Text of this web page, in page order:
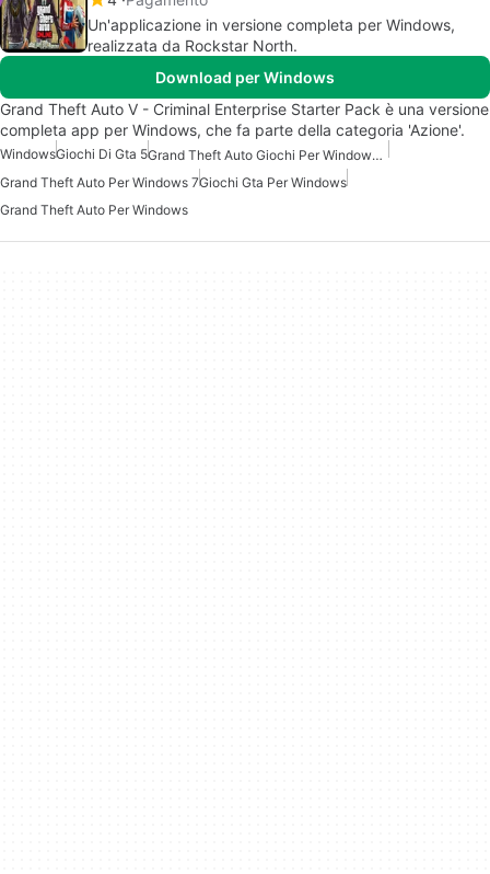
Un'applicazione in versione completa per Windows,
realizzata da Rockstar North.
Download per Windows
Grand Theft Auto V - Criminal Enterprise Starter Pack è una versione
completa app per Windows, che fa parte della categoria 'Azione'.
WindowsGiochi Di Gta 5
Grand Theft Auto Giochi Per Windows 7
Grand Theft Auto Per Windows 7Giochi Gta Per Windows
Grand Theft Auto Per Windows